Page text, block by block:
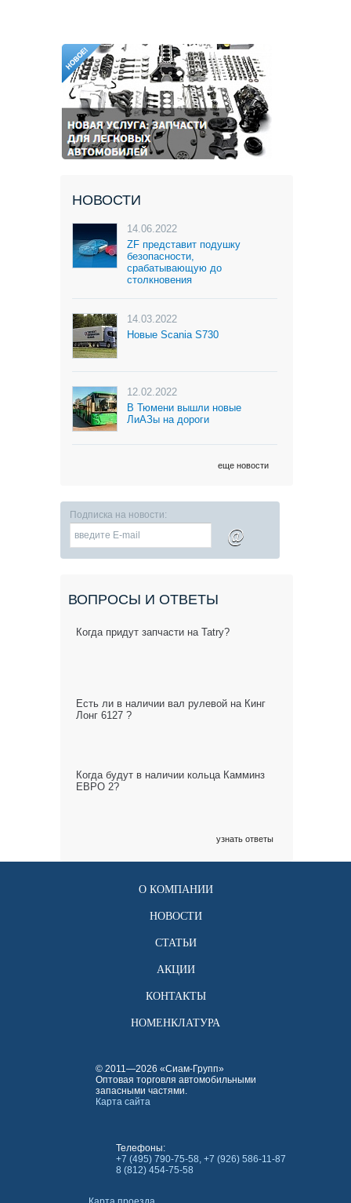
НОВОСТИ
14.06.2022
ZF представит подушку
безопасности,
срабатывающую до
столкновения
14.03.2022
Новые Scania S730
12.02.2022
В Тюмени вышли новые
ЛиАЗы на дороги
еще новости
Подписка на новости:
@
ВОПРОСЫ И ОТВЕТЫ
Когда придут запчасти на Tatry?
Есть ли в наличии вал рулевой на Кинг
Лонг 6127 ?
Когда будут в наличии кольца Камминз
ЕВРО 2?
узнать ответы
О КОМПАНИИ
НОВОСТИ
СТАТЬИ
АКЦИИ
КОНТАКТЫ
НОМЕНКЛАТУРА
© 2011—2026 «Сиам-Групп»
Оптовая торговля автомобильными
запасными частями.
Карта сайта
Телефоны:
+7 (495) 790-75-58, +7 (926) 586-11-87
8 (812) 454-75-58